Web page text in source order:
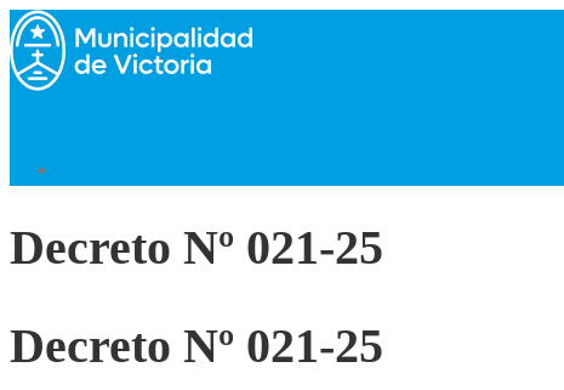
Saltar
al
contenido
Decreto Nº 021-25
Decreto Nº 021-25